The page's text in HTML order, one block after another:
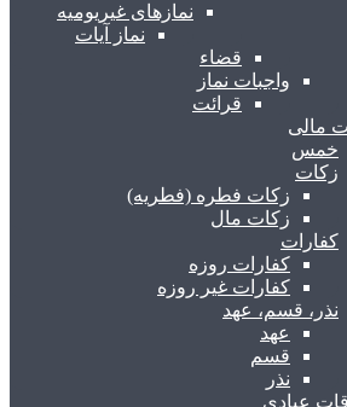
نمازهای غیریومیه
نماز آیات
قضاء
واجبات نماز
قرائت
مالی
خمس
زکات
زکات فطره (فطریه)
زکات مال
کفارات
کفارات روزه
کفارات غیر روزه
نذر، قسم، عهد
عهد
قسم
نذر
عبادی